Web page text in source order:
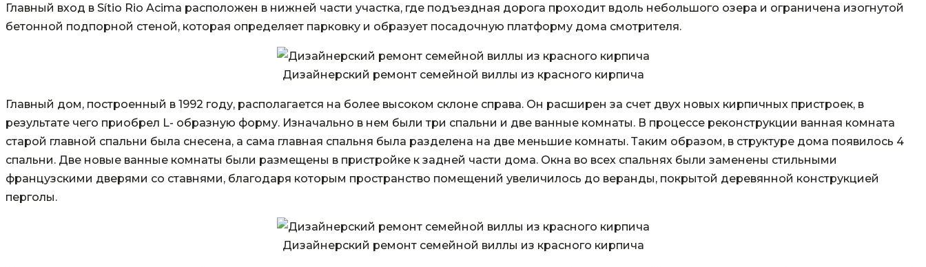
Главный вход в Sítio Rio Acima расположен в нижней части участка, где подъездная дорога проходит вдоль небольшого озера и ограничена изогнутой
бетонной подпорной стеной, которая определяет парковку и образует посадочную платформу дома смотрителя.
Дизайнерский ремонт семейной виллы из красного кирпича
Главный дом, построенный в 1992 году, располагается на более высоком склоне справа. Он расширен за счет двух новых кирпичных пристроек, в
результате чего приобрел L- образную форму. Изначально в нем были три спальни и две ванные комнаты. В процессе реконструкции ванная комната
старой главной спальни была снесена, а сама главная спальня была разделена на две меньшие комнаты. Таким образом, в структуре дома появилось 4
спальни. Две новые ванные комнаты были размещены в пристройке к задней части дома. Окна во всех спальнях были заменены стильными
французскими дверями со ставнями, благодаря которым пространство помещений увеличилось до веранды, покрытой деревянной конструкцией
перголы.
Дизайнерский ремонт семейной виллы из красного кирпича